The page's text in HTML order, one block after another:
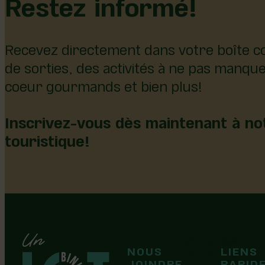
Recevez directement dans votre boîte
de sorties, des activités à ne pas
coeur gourmands et bien plus!
Inscrivez-vous dès maintenant à
touristique!
NOUS
Laurier-Station
LIENS